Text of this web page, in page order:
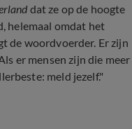
dat ze op de hoogte
helemaal omdat het
de woordvoerder. Er zijn
er mensen zijn die meer
meld jezelf."